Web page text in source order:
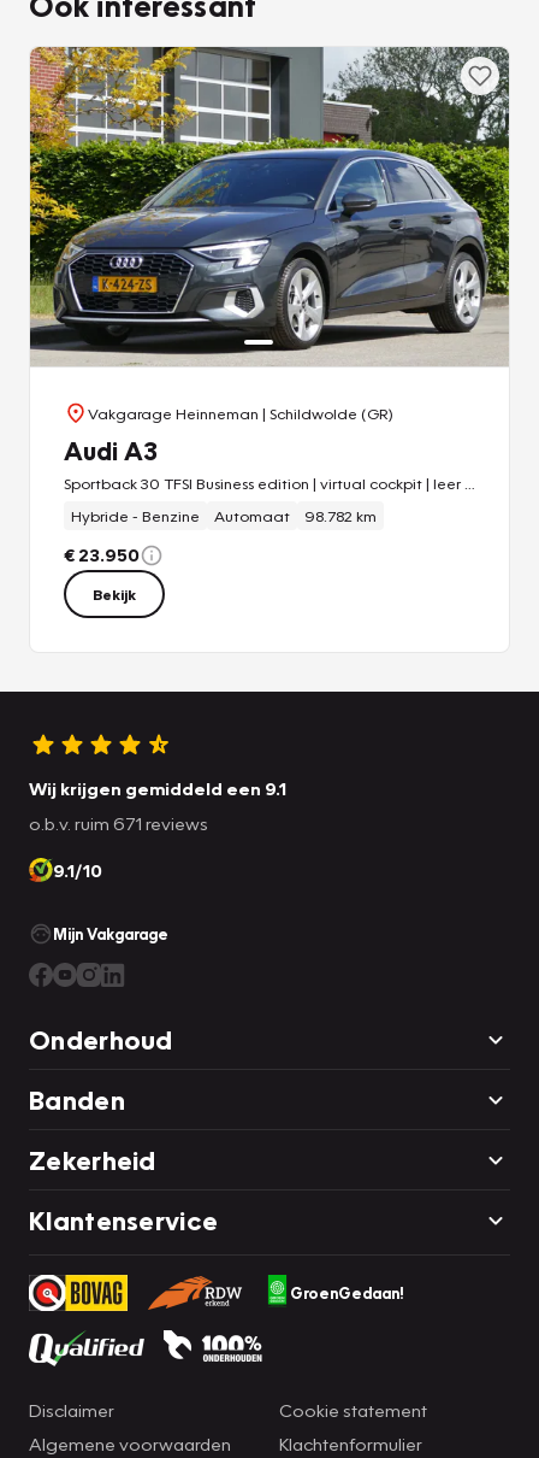
Vakgarage Heinneman | Schildwolde (GR)
Audi A3
Sportback 30 TFSI Business edition | virtual cockpit | leer | opendak | stoelverwarming | LED koplampen
Hybride - Benzine
Automaat 98.782 km
€ 23.950
Bekijk
Wij krijgen gemiddeld een 9.1
o.b.v. ruim 671 reviews
9.1/10
Mijn Vakgarage
Onderhoud
Banden
Zekerheid
Klantenservice
GroenGedaan!
Disclaimer
Algemene voorwaarden
Cookie statement
Klachtenformulier